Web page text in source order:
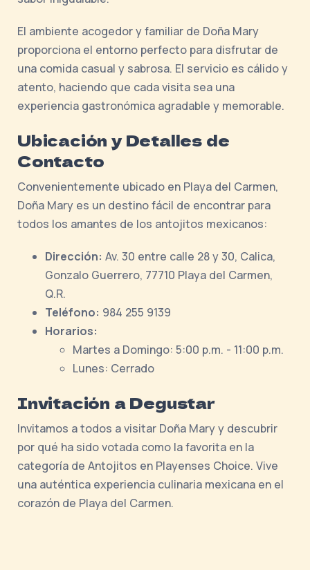
El ambiente acogedor y familiar de Doña Mary
proporciona el entorno perfecto para disfrutar de
una comida casual y sabrosa. El servicio es cálido y
atento, haciendo que cada visita sea una
experiencia gastronómica agradable y memorable.
Ubicación y Detalles de
Contacto
Convenientemente ubicado en Playa del Carmen,
Doña Mary es un destino fácil de encontrar para
todos los amantes de los antojitos mexicanos:
Dirección: Av. 30 entre calle 28 y 30, Calica,
Gonzalo Guerrero, 77710 Playa del Carmen,
Q.R.
Teléfono: 984 255 9139
Horarios:
Martes a Domingo: 5:00 p.m. - 11:00 p.m.
Lunes: Cerrado
Invitación a Degustar
Invitamos a todos a visitar Doña Mary y descubrir
por qué ha sido votada como la favorita en la
categoría de Antojitos en Playenses Choice. Vive
una auténtica experiencia culinaria mexicana en el
corazón de Playa del Carmen.